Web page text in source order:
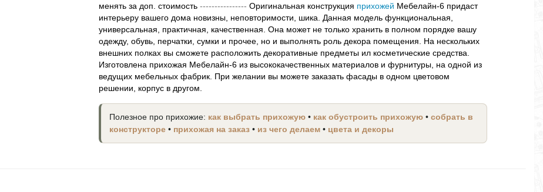
менять за доп. стоимость---------------- Оригинальная конструкция прихожей Мебелайн-6 придаст
интерьеру вашего дома новизны, неповторимости, шика. Данная модель функциональная,
универсальная, практичная, качественная. Она может не только хранить в полном порядке вашу
одежду, обувь, перчатки, сумки и прочее, но и выполнять роль декора помещения. На нескольких
внешних полках вы сможете расположить декоративные предметы ил косметические средства.
Изготовлена прихожая Мебелайн-6 из высококачественных материалов и фурнитуры, на одной из
ведущих мебельных фабрик. При желании вы можете заказать фасады в одном цветовом
решении, корпус в другом.
Полезное про прихожие: как выбрать прихожую • как обустроить прихожую •собрать в
конструкторе • прихожая на заказ • из чего делаем • цвета и декоры